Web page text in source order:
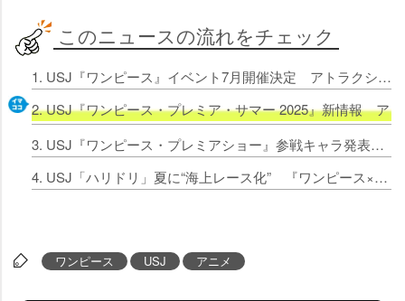
このニュースの流れをチェック
1. USJ『ワンピース』イベント7月開催決定 アトラクション3つ登場！ショーに四皇のバギー参戦
2. USJ『ワンピース・プレミア・サマー 2025』新情報 ア
3. USJ『ワンピース・プレミアショー』参戦キャラ発表 クロスギルドから元王下七武海も参戦【詳細】
4. USJ「ハリドリ」夏に“海上レース化” 『ワンピース×ストーリー・ライド』に“最悪の世代”が登場【詳細】
ワンピース USJ アニメ